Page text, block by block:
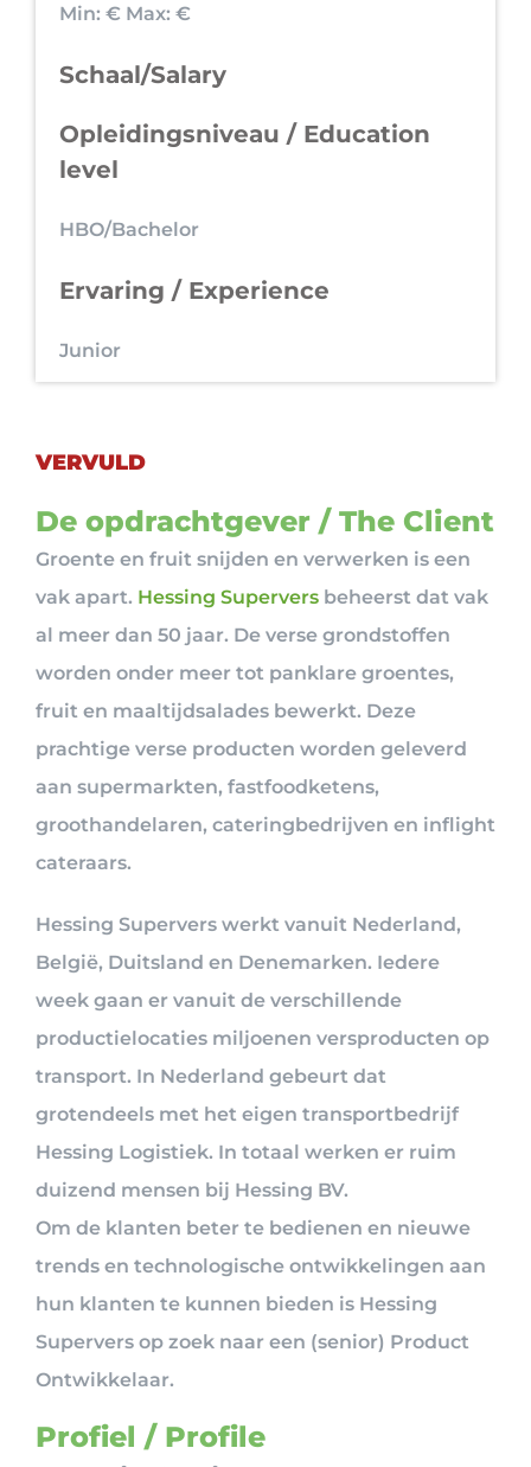
Min: € Max: €
Schaal/Salary
Opleidingsniveau / Education
level
HBO/Bachelor
Ervaring / Experience
Junior
VERVULD
De opdrachtgever / The Client
Groente en fruit snijden en verwerken is een
vak apart. Hessing Supervers beheerst dat vak
al meer dan 50 jaar. De verse grondstoffen
worden onder meer tot panklare groentes,
fruit en maaltijdsalades bewerkt. Deze
prachtige verse producten worden geleverd
aan supermarkten, fastfoodketens,
groothandelaren, cateringbedrijven en inflight
cateraars.
Hessing Supervers werkt vanuit Nederland,
België, Duitsland en Denemarken. Iedere
week gaan er vanuit de verschillende
productielocaties miljoenen versproducten op
transport. In Nederland gebeurt dat
grotendeels met het eigen transportbedrijf
Hessing Logistiek. In totaal werken er ruim
duizend mensen bij Hessing BV.
Om de klanten beter te bedienen en nieuwe
trends en technologische ontwikkelingen aan
hun klanten te kunnen bieden is Hessing
Supervers op zoek naar een (senior) Product
Ontwikkelaar.
Profiel / Profile